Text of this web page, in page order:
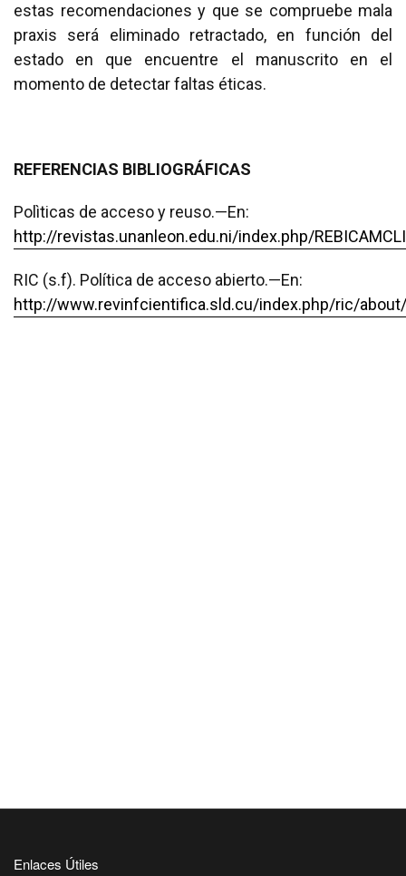
estas recomendaciones y que se compruebe mala
praxis será eliminado retractado, en función del
estado en que encuentre el manuscrito en el
momento de detectar faltas éticas.
REFERENCIAS BIBLIOGRÁFICAS
Polìticas de acceso y reuso.—En:
http://revistas.unanleon.edu.ni/index.php/
RIC (s.f). Política de acceso abierto.—En:
http://www.revinfcientifica.sld.cu/index.php/ric/
Enlaces Útiles